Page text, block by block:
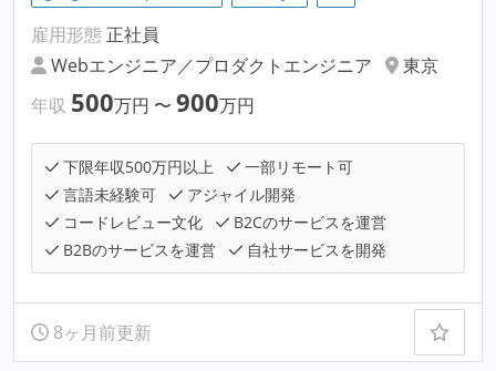
雇用形態 正社員
Webエンジニア／プロダクトエンジニア
東京
年収 500万円 〜 900万円
下限年収500万円以上
一部リモート可
言語未経験可
アジャイル開発
コードレビュー文化
B2Cのサービスを運営
B2Bのサービスを運営
自社サービスを開発
8ヶ月前更新